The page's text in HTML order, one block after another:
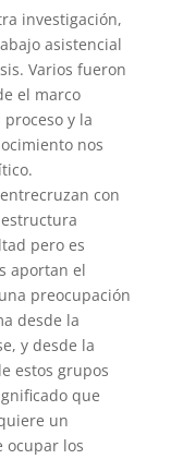
investigación,
asistencial
Varios fueron
el marco
y la
nos
con
pero es
aportan el
preocupación
desde la
y desde la
estos grupos
que
un
ocupar los